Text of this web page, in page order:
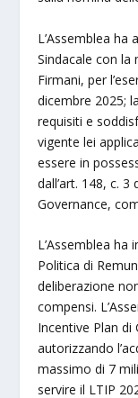
L’Assemblea ha
Sindacale con la
Firmani, per
dicembre 2025;
requisiti e
vigente lei
essere in
dall’art. 148, c.
Governance,
L’Assemblea ha
Politica di
deliberazione
compensi.
Incentive Plan di
autorizzando
massimo di 7
servire il LTIP